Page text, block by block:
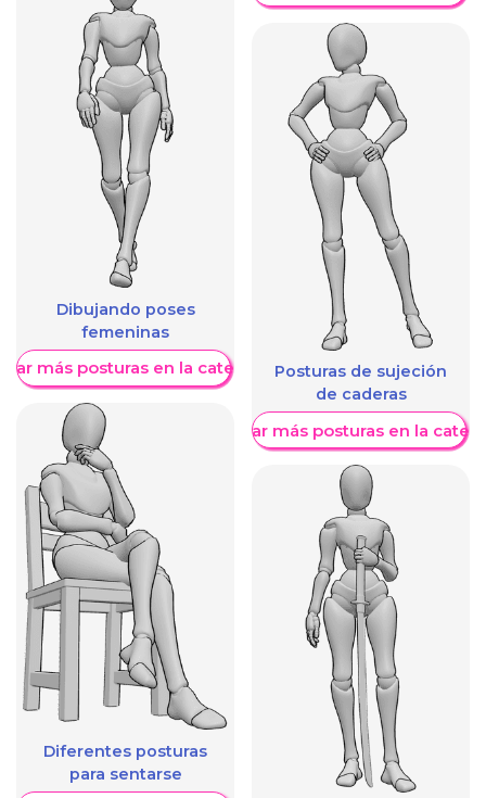
Dibujando poses
femeninas
más posturas en la categoría
Diferentes posturas
para sentarse
Posturas de sujeción
de caderas
Mostrar más posturas en la